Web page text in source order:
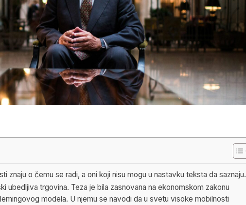
znaju o čemu se radi, a oni koji nisu mogu u nastavku teksta da saznaju.
ubedljiva trgovina. Teza je bila zasnovana na ekonomskom zakonu
modela. U njemu se navodi da u svetu visoke mobilnosti